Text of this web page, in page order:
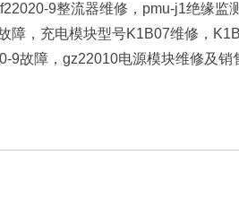
9整流器维修，pmu-j1绝缘监
障，充电模块型号K1B07维修，
9故障，gz22010电源模块维修及销